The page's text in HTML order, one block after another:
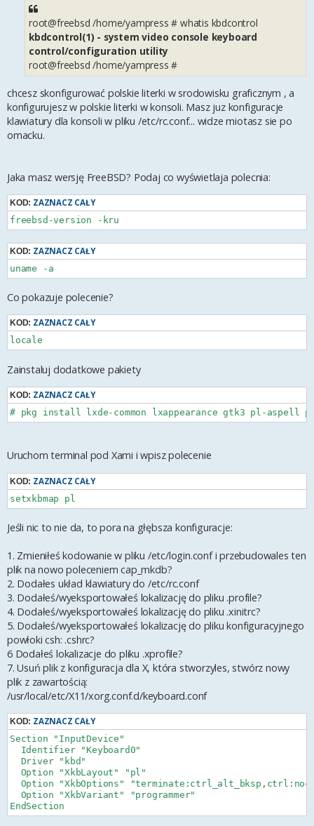
root@freebsd /home/yampress # whatis kbdcontrol
kbdcontrol(1) - system video console keyboard
control/configuration utility
root@freebsd /home/yampress #
chcesz skonfigurować polskie literki w srodowisku graficznym , a
konfigurujesz w polskie literki w konsoli. Masz juz konfiguracje
klawiatury dla konsoli w pliku /etc/rc.conf... widze miotasz sie po
omacku.
Jaka masz wersję FreeBSD? Podaj co wyświetlaja polecnia:
KOD: ZAZNACZ CAŁY
KOD: ZAZNACZ CAŁY
Co pokazuje polecenie?
KOD: ZAZNACZ CAŁY
Zainstaluj dodatkowe pakiety
KOD: ZAZNACZ CAŁY
Uruchom terminal pod Xami i wpisz polecenie
KOD: ZAZNACZ CAŁY
Jeśli nic to nie da, to pora na głębsza konfiguracje:
1. Zmieniłeś kodowanie w pliku /etc/login.conf i przebudowales ten
plik na nowo poleceniem cap_mkdb?
2. Dodałes układ klawiatury do /etc/rc.conf
3. Dodałeś/wyeksportowałeś lokalizację do pliku .profile?
4. Dodałeś/wyeksportowałeś lokalizację do pliku .xinitrc?
5. Dodałeś/wyeksportowałeś lokalizację do pliku konfiguracyjnego
powłoki csh: .cshrc?
6 Dodałeś lokalizacje do pliku .xprofile?
7. Usuń plik z konfiguracja dla X, która stworzyles, stwórz nowy
plik z zawartością:
/usr/local/etc/X11/xorg.conf.d/keyboard.conf
KOD: ZAZNACZ CAŁY
Section "InputDevice"
  Identifier "Keyboard0"
  Driver "kbd"
  Option "XkbLayout" "pl"
Option "XkbOptions"
  Option "XkbVariant" "programmer"